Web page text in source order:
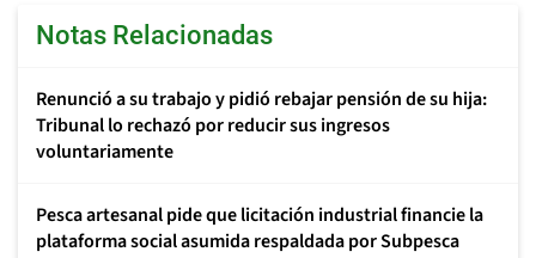
Notas Relacionadas
Renunció a su trabajo y pidió rebajar pensión de su hija:
Tribunal lo rechazó por reducir sus ingresos
voluntariamente
Pesca artesanal pide que licitación industrial financie la
plataforma social asumida respaldada por Subpesca